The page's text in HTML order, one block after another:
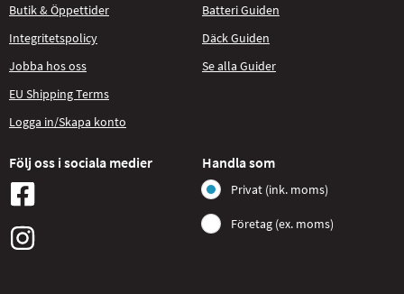
Butik & Öppettider
Integritetspolicy
Jobba hos oss
EU Shipping Terms
Logga in/Skapa konto
Batteri Guiden
Däck Guiden
Se alla Guider
Följ oss i sociala medier Handla som
Privat (ink. moms)
Företag (ex. moms)